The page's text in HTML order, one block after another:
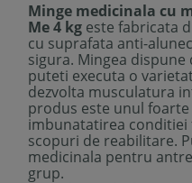
Minge medicinala cu
Me 4 kg este fabricata
cu suprafata anti-
sigura. Mingea
puteti executa o
dezvolta musculatura
produs este unul
imbunatatirea conditiei
scopuri de reabilitare.
medicinala pentru
grup.